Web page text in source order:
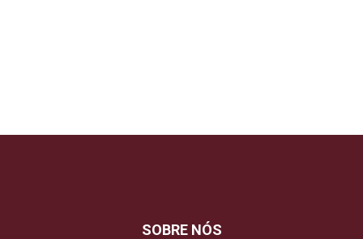
SOBRE NÓS